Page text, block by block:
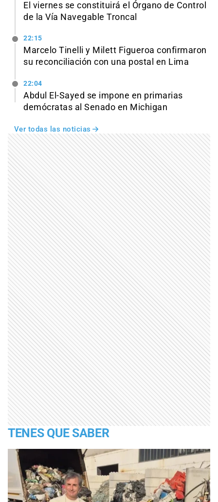
El viernes se constituirá el Órgano de Control
de la Vía Navegable Troncal
22:15
Marcelo Tinelli y Milett Figueroa confirmaron
su reconciliación con una postal en Lima
22:04
Abdul El-Sayed se impone en primarias
demócratas al Senado en Michigan
Ver todas las noticias
TENES QUE SABER